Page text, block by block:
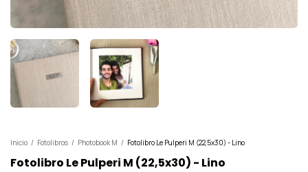
Inicio / Fotolibros / Photobook M / Fotolibro Le Pulperi M (22,5x30) - Lino
Fotolibro Le Pulperi M (22,5x30) - Lino